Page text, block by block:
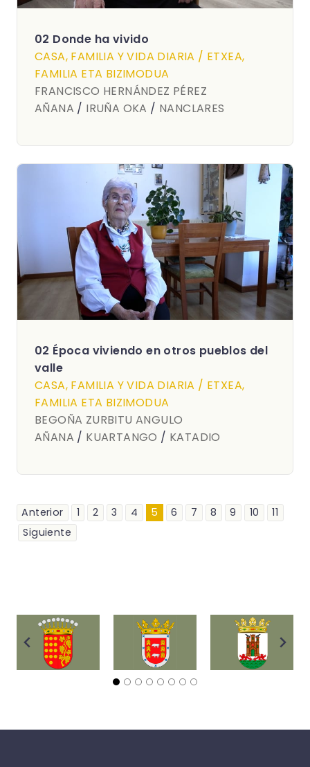
02 Donde ha vivido
CASA, FAMILIA Y VIDA DIARIA / ETXEA,
FAMILIA ETA BIZIMODUA
FRANCISCO HERNÁNDEZ PÉREZ
AÑANA / IRUÑA OKA / NANCLARES
02 Época viviendo en otros pueblos del
valle
CASA, FAMILIA Y VIDA DIARIA / ETXEA,
FAMILIA ETA BIZIMODUA
BEGOÑA ZURBITU ANGULO
AÑANA / KUARTANGO / KATADIO
Anterior 1 2 3 4 5 6 7 8 9 10
11
Siguiente